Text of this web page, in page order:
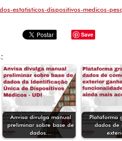
estatisticos-dispositivos-medicos-
Save
Anvisa divulga manual
preliminar sobre base de
dados…
Plataforma
dados de